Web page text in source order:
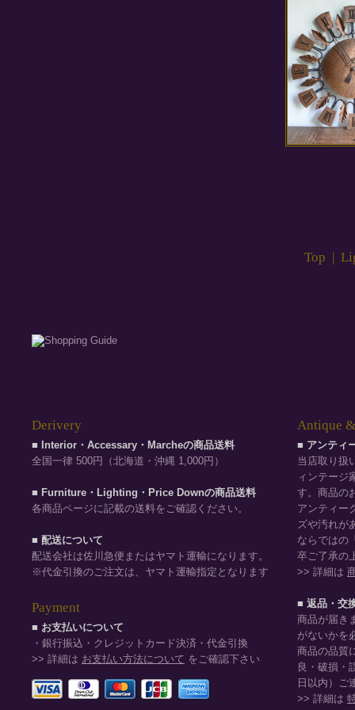
Top |
Derivery
■ Interior・Accessary・Marcheの商品送料
全国一律 500円（北海道・沖縄 1,000円）
■ Furniture・Lighting・Price Downの商品送料
各商品ページに記載の送料をご確認ください。
■ 配送について
配送会社は佐川急便またはヤマト運輸になります。
※代金引換のご注文は、ヤマト運輸指定となります
Payment
■ お支払いについて
・銀行振込・クレジットカード決済・代金引換
>> 詳細は お支払い方法について をご確認下さい
Antique
■ アンティ
当店取り扱
ィンテージ
す。商品の
アンティー
ズや汚れが
ならではの
卒ご了承の
>> 詳細は
■ 返品・交
商品が届き
がないかを
商品の品質
良・破損・
日以内）ご
>> 詳細は